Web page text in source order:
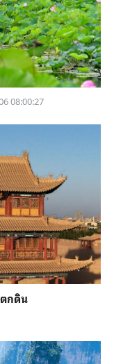
08:00:27
กดิน